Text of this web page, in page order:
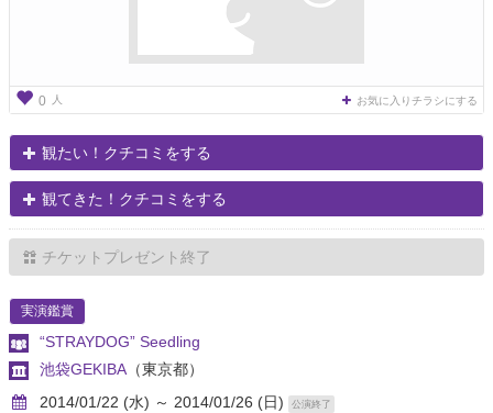
0 人 お気に入りチラシにする
観たい！クチコミをする
観てきた！クチコミをする
チケットプレゼント終了
実演鑑賞
“STRAYDOG” Seedling
池袋GEKIBA （東京都）
2014/01/22 (水) ～ 2014/01/26 (日)
公演終了